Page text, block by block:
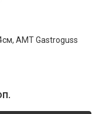
AMT Gastroguss